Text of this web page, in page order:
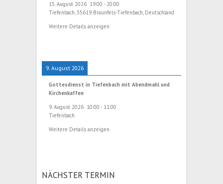
15. August 2026 19:00 - 20:00
Tiefenbach, 35619 Braunfels-Tiefenbach, Deutschland
Weitere Details anzeigen
9. August 2026
Gottesdienst in Tiefenbach mit Abendmahl und
Kirchenkaffee
9. August 2026 10:00 - 11:00
Tiefenbach
Weitere Details anzeigen
NÄCHSTER TERMIN